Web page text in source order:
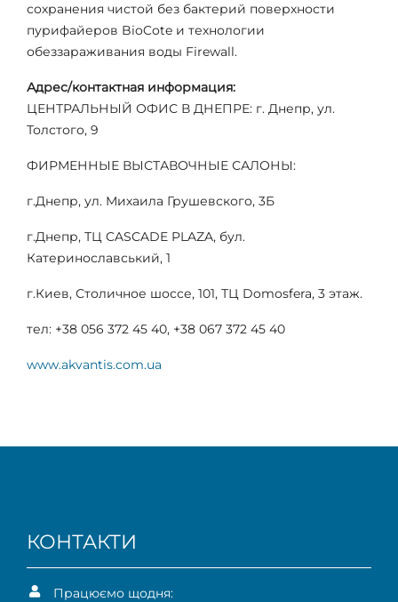
сохранения чистой без бактерий поверхности
пурифайеров BioCote и технологии
обеззараживания воды Firewall.
Адрес/контактная информация:
ЦЕНТРАЛЬНЫЙ ОФИС В ДНЕПРЕ: г. Днепр, ул.
Толстого, 9
ФИРМЕННЫЕ ВЫСТАВОЧНЫЕ САЛОНЫ:
г.Днепр, ул. Михаила Грушевского, 3Б
г.Днепр, ТЦ CASCADE PLAZA, бул.
Катеринославський, 1
г.Киев, Столичное шоссе, 101, ТЦ Domosfera, 3 этаж.
тел: +38 056 372 45 40, +38 067 372 45 40
www.akvantis.com.ua
КОНТАКТИ
Працюємо щодня: